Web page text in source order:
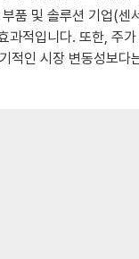
품 및 솔루션 기업(
적입니다. 또한,
인 시장 변동성보